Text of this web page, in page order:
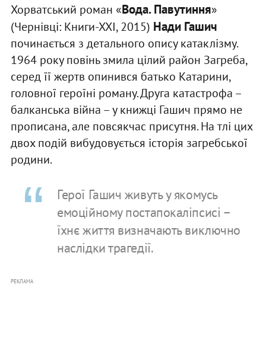
Хорватський роман «Вода. Павутиння»
(Чернівці: Книги-ХХІ, 2015) Нади Гашич
починається з детального опису катаклізму.
1964 року повінь змила цілий район Загреба,
серед її жертв опинився батько Катарини,
головної героїні роману. Друга катастрофа –
балканська війна – у книжці Гашич прямо не
прописана, але повсякчас присутня. На тлі цих
двох подій вибудовується історія загребської
родини.
Герої Гашич живуть у якомусь
емоційному постапокаліпсисі –
їхнє життя визначають виключно
наслідки трагедії.
РЕКЛАМА